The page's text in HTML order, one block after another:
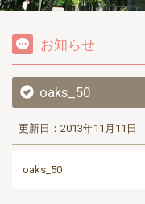
お知らせ
oaks_50
更新日：2013年11月11日
oaks_50